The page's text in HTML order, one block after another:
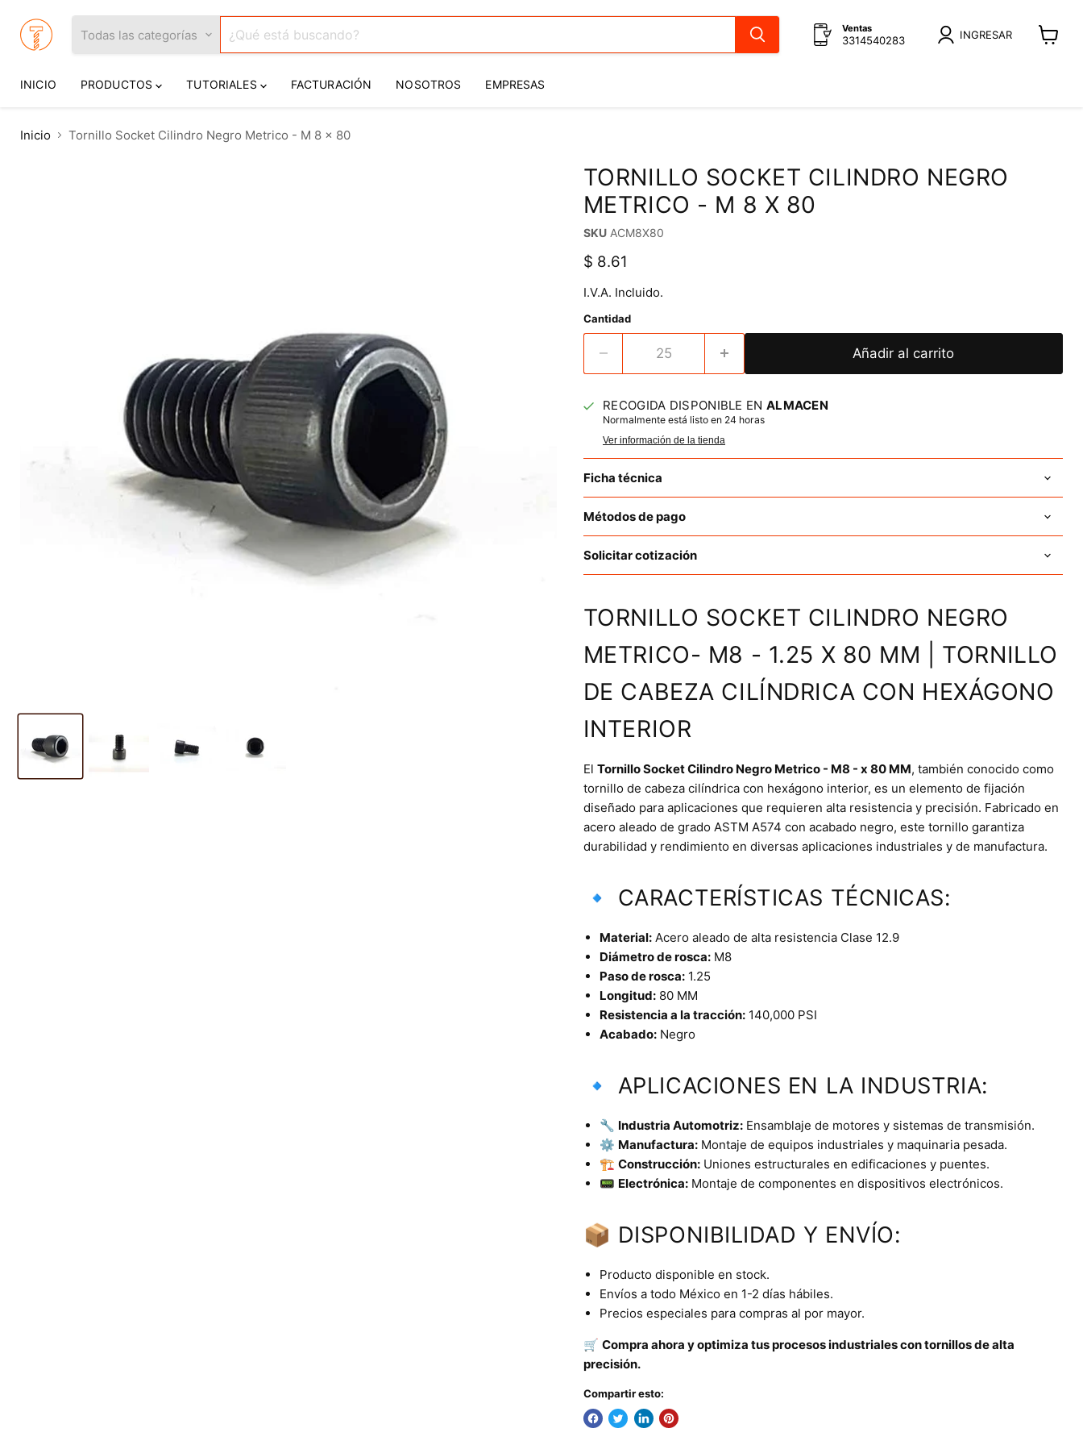
Todas las categorías Ventas
3314540283 INGRESAR
INICIO PRODUCTOS TUTORIALES FACTURACIÓN NOSOTROS EMPRESAS
Inicio Tornillo Socket Cilindro Negro Metrico - M 8 x 80
TORNILLO SOCKET CILINDRO NEGRO
METRICO - M 8 X 80
SKU ACM8X80
Precio actual
$ 8.61
I.V.A. Incluido.
Cantidad
Añadir al carrito
RECOGIDA DISPONIBLE EN ALMACEN
Normalmente está listo en 24 horas
Ver información de la tienda
Ficha técnica
Métodos de pago
Solicitar cotización
TORNILLO SOCKET CILINDRO NEGRO
METRICO- M8 - 1.25 X 80 MM | TORNILLO
DE CABEZA CILÍNDRICA CON HEXÁGONO
INTERIOR
El Tornillo Socket Cilindro Negro Metrico - M8 - x 80 MM, también conocido como
tornillo de cabeza cilíndrica con hexágono interior, es un elemento de fijación
diseñado para aplicaciones que requieren alta resistencia y precisión. Fabricado en
acero aleado de grado ASTM A574 con acabado negro, este tornillo garantiza
durabilidad y rendimiento en diversas aplicaciones industriales y de manufactura.
🔹 CARACTERÍSTICAS TÉCNICAS:
Material:Acero aleado de alta resistencia Clase 12.9
Diámetro de rosca:M8
Paso de rosca:1.25
Longitud:80 MM
Resistencia a la tracción:140,000 PSI
Acabado:Negro
🔹 APLICACIONES EN LA INDUSTRIA:
🔧 Industria Automotriz:Ensamblaje de motores y sistemas de transmisión.
⚙️ Manufactura:Montaje de equipos industriales y maquinaria pesada.
🏗️ Construcción:Uniones estructurales en edificaciones y puentes.
📟 Electrónica:Montaje de componentes en dispositivos electrónicos.
📦 DISPONIBILIDAD Y ENVÍO:
Producto disponible en stock.
Envíos a todo México en 1-2 días hábiles.
Precios especiales para compras al por mayor.
🛒 Compra ahora y optimiza tus procesos industriales con tornillos de alta
precisión.
Compartir esto: